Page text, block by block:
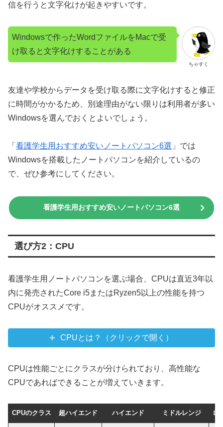
信を行うと文字化けが起きやすいです。
ちゃすく
Windowsで作ったWordファイルをMacで受
け取ると文字化けすることがある
友達や学校からデータを受け取る際に文字化けすると修正
に時間がかかるため、別途理由がない限りは利用者が多い
Windowsを選んでおくとよいでしょう。
「 看護学生用おすすめ安いノートパソコン6選 」では
Windowsを搭載したノートパソコンを紹介しているの
で、ぜひ参考にしてください。
看護学生用おすすめ安いノートパソコン6選
選び方2：CPU
看護学生用ノートパソコンを選ぶ場合、CPUは直近3年以
内に発売されたCore i5またはRyzen5以上の性能を持つ
CPUがオススメです。
CPUとは？（クリックで開く）
CPUは性能ごとにクラスが分けられており、高性能な
CPUであればできることが増えていきます。
CPUのクラス 超ハイエンド ハイエンド ミドルレンジ ロ